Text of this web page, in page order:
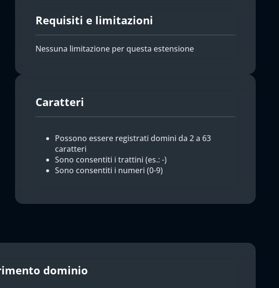
Requisiti e limitazioni
Nessuna limitazione per questa estensione
Caratteri
Possono essere registrati domini da 2 a 63
caratteri
Sono consentiti i trattini (es.: -)
Sono consentiti i numeri (0-9)
dominio